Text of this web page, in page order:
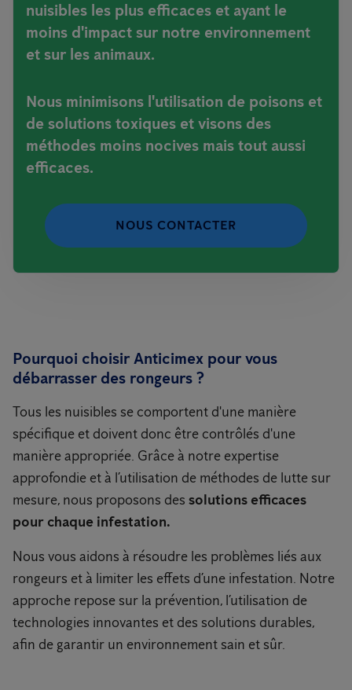
nuisibles les plus efficaces et ayant le
moins d'impact sur notre environnement
et sur les animaux.
Nous minimisons l'utilisation de poisons et
de solutions toxiques et visons des
méthodes moins nocives mais tout aussi
efficaces.
NOUS CONTACTER
Pourquoi choisir Anticimex pour vous
débarrasser des rongeurs ?
Tous les nuisibles se comportent d'une manière
spécifique et doivent donc être contrôlés d'une
manière appropriée. Grâce à notre expertise
approfondie et à l’utilisation de méthodes de lutte sur
mesure, nous proposons des solutions efficaces
pour chaque infestation.
Nous vous aidons à résoudre les problèmes liés aux
rongeurs et à limiter les effets d’une infestation. Notre
approche repose sur la prévention, l’utilisation de
technologies innovantes et des solutions durables,
afin de garantir un environnement sain et sûr.